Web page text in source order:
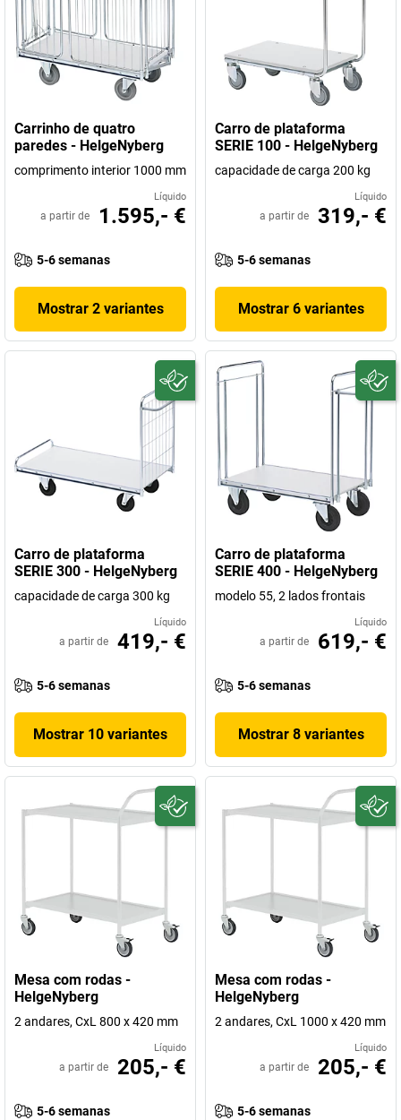
Carrinho de quatro
paredes - HelgeNyberg
comprimento interior 1000 mm
Líquido
a partir de 1.595,- €
5-6 semanas
Mostrar 2 variantes
Carro de plataforma
SERIE 100 - HelgeNyberg
capacidade de carga 200 kg
Líquido
a partir de 319,- €
5-6 semanas
Mostrar 6 variantes
Carro de plataforma
SERIE 300 - HelgeNyberg
capacidade de carga 300 kg
Líquido
a partir de 419,- €
5-6 semanas
Mostrar 10 variantes
Carro de plataforma
SERIE 400 - HelgeNyberg
modelo 55, 2 lados frontais
Líquido
a partir de 619,- €
5-6 semanas
Mostrar 8 variantes
Mesa com rodas -
HelgeNyberg
2 andares, CxL 800 x 420 mm
Líquido
a partir de 205,- €
5-6 semanas
Mesa com rodas -
HelgeNyberg
2 andares, CxL 1000 x 420 mm
Líquido
a partir de 205,- €
5-6 semanas